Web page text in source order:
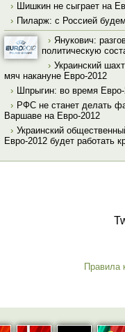
› Шишкин не сыграет на
› Пиларж: с Россией
› Янукович:
политическую
› Украинский
мяч накануне Евро-2012
› Шпрыгин: во время
› РФС не станет делать
Варшаве на Евро-2012
› Украинский
Евро-2012 будет работать
Правила